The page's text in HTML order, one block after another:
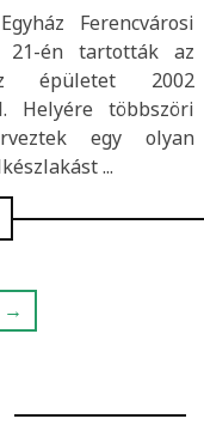
Ferencvárosi
21-én tartották az
épületet 2002
Helyére többszöri
egy olyan
...
→